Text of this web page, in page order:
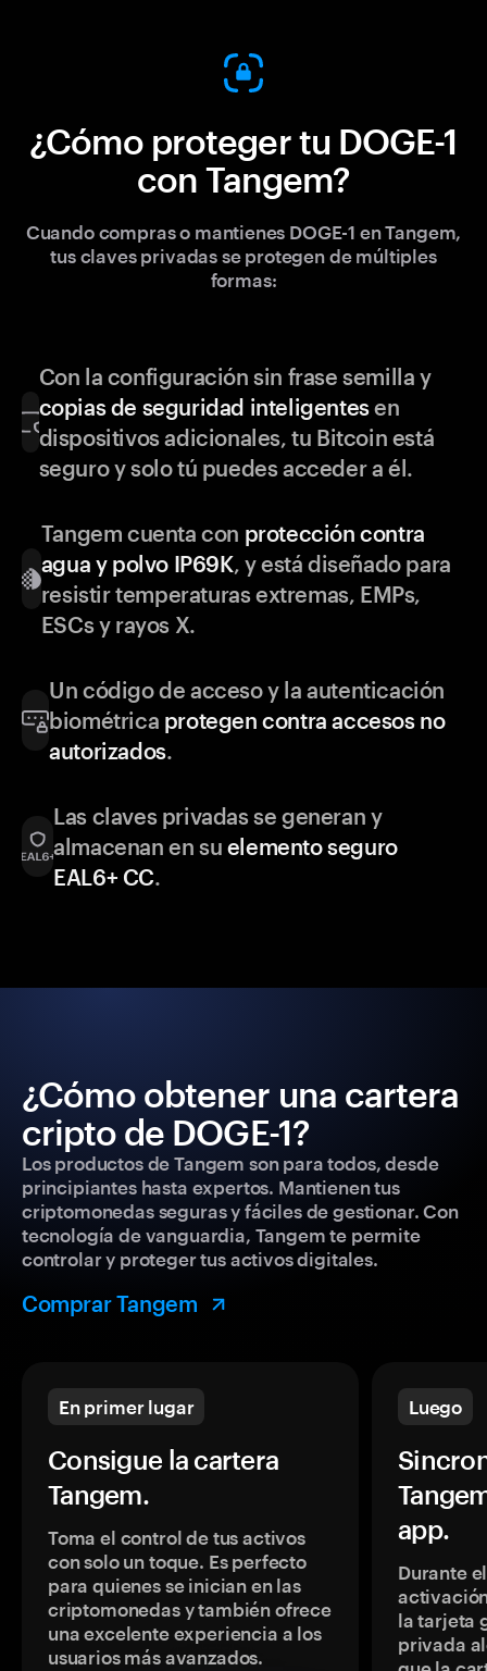
¿Cómo proteger tu DOGE-1
con Tangem?
Cuando compras o mantienes DOGE-1 en Tangem,
tus claves privadas se protegen de múltiples
formas:
Con la configuración sin frase semilla y
copias de seguridad inteligentesen
dispositivos adicionales, tu Bitcoin está
seguro y solo tú puedes acceder a él.
Tangem cuenta con protección contra
agua y polvo IP69K, y está diseñado para
resistir temperaturas extremas, EMPs,
ESCs y rayos X.
Un código de acceso y la autenticación
biométrica protegen contra accesos no
autorizados.
Las claves privadas se generan y
almacenan en su elemento seguro
EAL6+ CC.
¿Cómo obtener una cartera
cripto de DOGE-1?
Los productos de Tangem son para todos, desde
principiantes hasta expertos. Mantienen tus
criptomonedas seguras y fáciles de gestionar. Con
tecnología de vanguardia, Tangem te permite
controlar y proteger tus activos digitales.
Comprar Tangem
En primer lugar
Consigue la cartera
Tangem.
Toma el control de tus activos
con solo un toque. Es perfecto
para quienes se inician en las
criptomonedas y también ofrece
una excelente experiencia a los
usuarios más avanzados.
Luego
app.
Durante
la tarjeta
privada